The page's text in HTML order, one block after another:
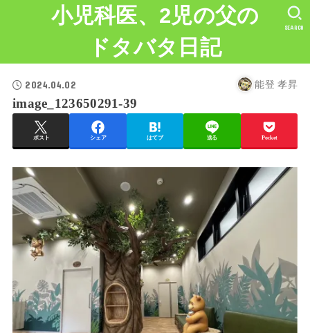
小児科医、2児の父の
ドタバタ日記
SEARCH
2024.04.02 能登 孝昇
image_123650291-39
ポスト シェア はてブ 送る Pocket